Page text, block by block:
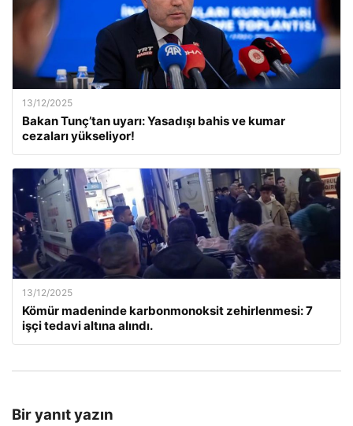
13/12/2025
Bakan Tunç’tan uyarı: Yasadışı bahis ve kumar
cezaları yükseliyor!
13/12/2025
Kömür madeninde karbonmonoksit zehirlenmesi: 7
işçi tedavi altına alındı.
Bir yanıt yazın